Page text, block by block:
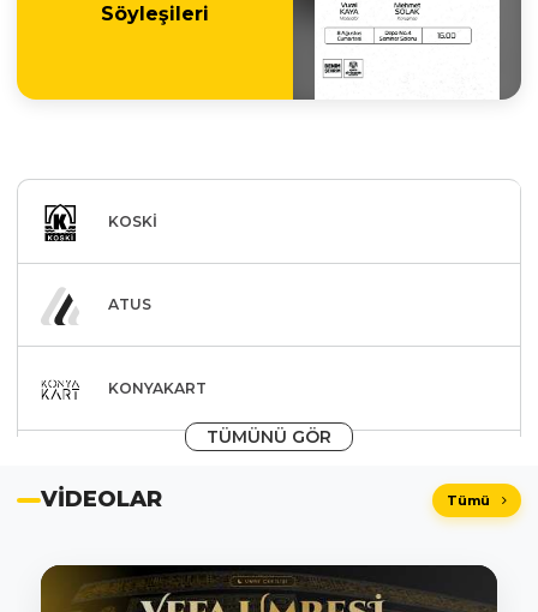
Söyleşileri
09
TÜMÜNÜ GÖR
KOSKİ
ATUS
KONYAKART
VİDEOLAR Tümü